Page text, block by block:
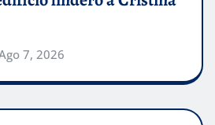
7, 2026